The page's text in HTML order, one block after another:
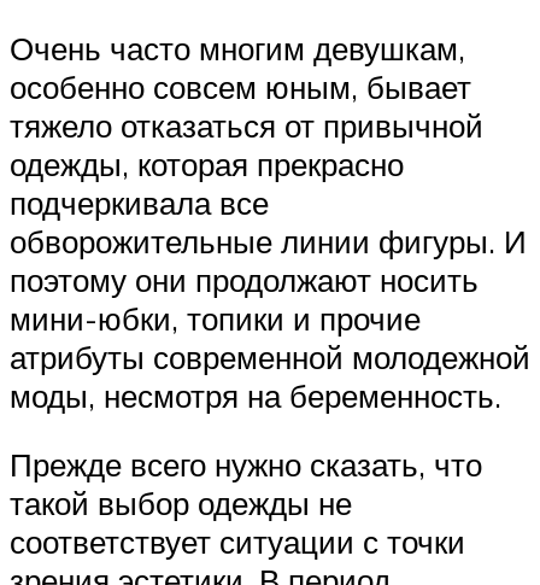
Очень часто многим девушкам,
особенно совсем юным, бывает
тяжело отказаться от привычной
одежды, которая прекрасно
подчеркивала все
обворожительные линии фигуры. И
поэтому они продолжают носить
мини-юбки, топики и прочие
атрибуты современной молодежной
моды, несмотря на беременность.
Прежде всего нужно сказать, что
такой выбор одежды не
соответствует ситуации с точки